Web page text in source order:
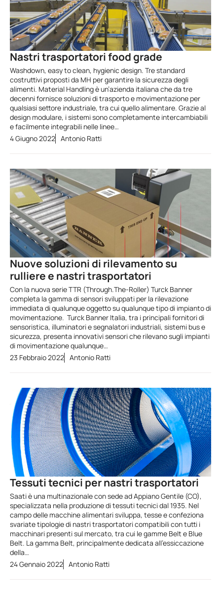
Nastri trasportatori food grade
Washdown, easy to clean, hygienic design. Tre standard
costruttivi proposti da MH per garantire la sicurezza degli
alimenti. Material Handling è un’azienda italiana che da tre
decenni fornisce soluzioni di trasporto e movimentazione per
qualsiasi settore industriale, tra cui quello alimentare. Grazie al
design modulare, i sistemi sono completamente intercambiabili
e facilmente integrabili nelle linee…
4 Giugno 2022 Antonio Ratti
Nuove soluzioni di rilevamento su
rulliere e nastri trasportatori
Con la nuova serie TTR (Through.The-Roller) Turck Banner
completa la gamma di sensori sviluppati per la rilevazione
immediata di qualunque oggetto su qualunque tipo di impianto di
movimentazione. Turck Banner Italia, tra i principali fornitori di
sensoristica, illuminatori e segnalatori industriali, sistemi bus e
sicurezza, presenta innovativi sensori che rilevano sugli impianti
di movimentazione qualunque…
23 Febbraio 2022 Antonio Ratti
Tessuti tecnici per nastri trasportatori
Saati è una multinazionale con sede ad Appiano Gentile (CO),
specializzata nella produzione di tessuti tecnici dal 1935. Nel
campo delle macchine alimentari sviluppa, tesse e confeziona
svariate tipologie di nastri trasportatori compatibili con tutti i
macchinari presenti sul mercato, tra cui le gamme Belt e Blue
Belt. La gamma Belt, principalmente dedicata all’essiccazione
della…
24 Gennaio 2022 Antonio Ratti